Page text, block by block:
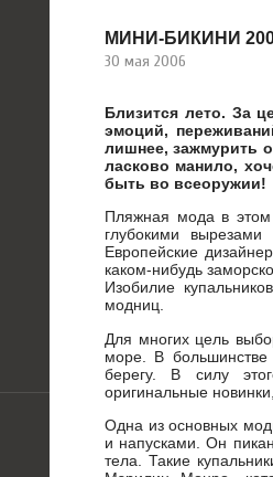
МИНИ-БИКИНИ
30 мая 2006
Близится лето. За
эмоций,
лишнее, зажмурить
ласково манило,
быть во всеоружии!
Пляжная мода в этом
глубокими
Европейские
каком-нибудь
Изобилие
модниц.
Для многих цель
море. В большинстве
берегу. В силу
оригинальные
Одна из основных
и напусками. Он
тела. Такие